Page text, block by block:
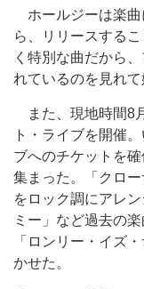
ホールジーは楽曲
ら、リリースする
く特別な曲だから
れているのを見れ
また、現地時間8
ト・ライブを開催
ブへのチケットを
集まった。「クロー
をロック調にアレ
ミー」など過去の
「ロンリー・イズ
かせた。